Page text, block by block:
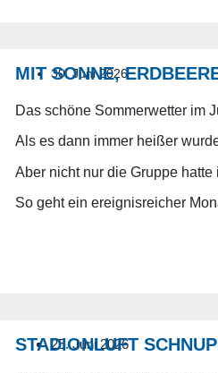
30. Juni 2026
MIT SONNE,
Das schöne Sommerwetter im
Als es dann immer heißer
Aber nicht nur die Gruppe
So geht ein ereignisreicher
25. Juni 2026
STADIONLUFT